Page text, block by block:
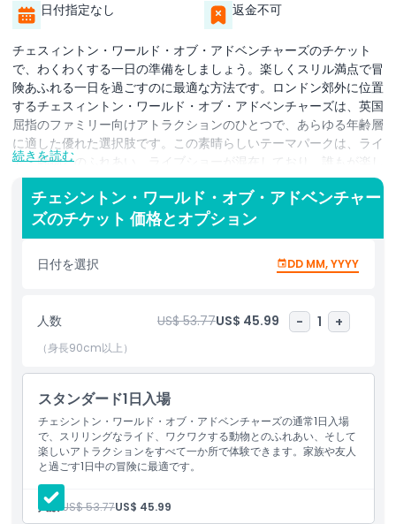
日付指定なし 返金不可
チェスィントン・ワールド・オブ・アドベンチャーズのチケット
で、わくわくする一日の準備をしましょう。楽しくスリル満点で冒
険あふれる一日を過ごすのに最適な方法です。ロンドン郊外に位置
するチェスィントン・ワールド・オブ・アドベンチャーズは、英国
屈指のファミリー向けアトラクションのひとつで、あらゆる年齢層
に適した優れた選択肢です。この素晴らしいテーマパークは、ライ
ド、動物とのふれあい、ライブショーが混在しており、誰もが楽し
めるものがあります。チェスィントン・ワールド・オブ・アドベン
チャーズのチケットがあれば、スリリングなジェットコースターか
ら家族向けの楽しい乗り物まで、40以上のライドとアトラクショ
ンを探索できます。ヴァンパイアでスリルを味わうもよし、リバー
ラフツで水しぶきを楽しむもよし、このチケットがあればパーク内
のすべてのゾーンに入場できます。チケットには動物園の入園も含
とができます。さらに、SEA LIFEセンターもあり、海の生き物を間
近で発見できます。家族連れにチェスィントン・ワールド・オブ・
アドベンチャーズのチケットが人気なのは、一日中まるごと楽しめ
ぞれ独自の魅力と魔法のような体験をもたらします。チェスィント
ン・ワールド・オブ・アドベンチャーズのチケットには、日替わり
のライブショー、キャラクターとの対面、季節ごとのイベントへの
アクセスも含まれており、訪れるたびに特別な体験になります。ロ
ンドンや周辺エリアを訪れるなら、チェスィントン・ワールド・オ
ブ・アドベンチャーズのチケットは都市を離れて自然や動物、アト
ラクションに囲まれた一日を過ごすのに最適です。電車や車で簡単
続きを読む
チェシントン・ワールド・オブ・アドベンチャー
ズのチケット 価格とオプション
日付を選択 DD MM, YYYY
人数 US$ 53.77US$ 45.99 - 1 +
（身長90cm以上）
スタンダード1日入場
チェシントン・ワールド・オブ・アドベンチャーズの通常1日入場
で、スリリングなライド、ワクワクする動物とのふれあい、そして
楽しいアトラクションをすべて一か所で体験できます。家族や友人
と過ごす1日中の冒険に最適です。
人数: US$ 53.77US$ 45.99